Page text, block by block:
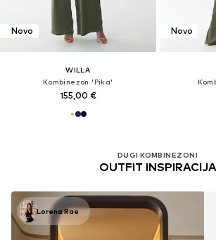
Novo
WILLA
Kombinezon 'Pika'
155,00 €
Novo
DUGI KOMBINEZONI
OUTFIT INSPIRACIJA
Lorena Rae